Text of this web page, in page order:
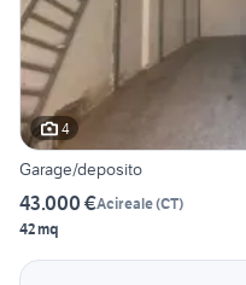
4
Garage/deposito
43.000 €Acireale(CT)
42 mq